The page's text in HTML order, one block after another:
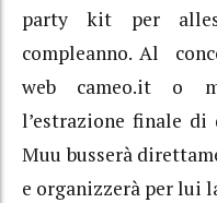
party kit per
compleanno. Al
web cameo.it o
l’estrazione finale
Muu busserà
e organizzerà per lui